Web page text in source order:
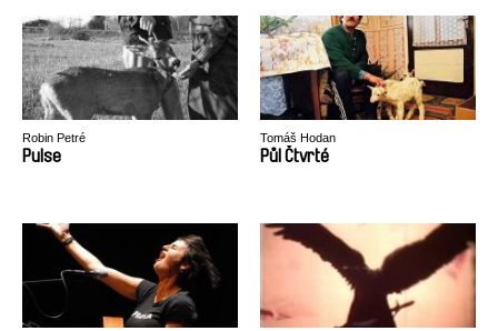
Robin Petré
Pulse
Tomáš Hodan
Půl Čtvrté